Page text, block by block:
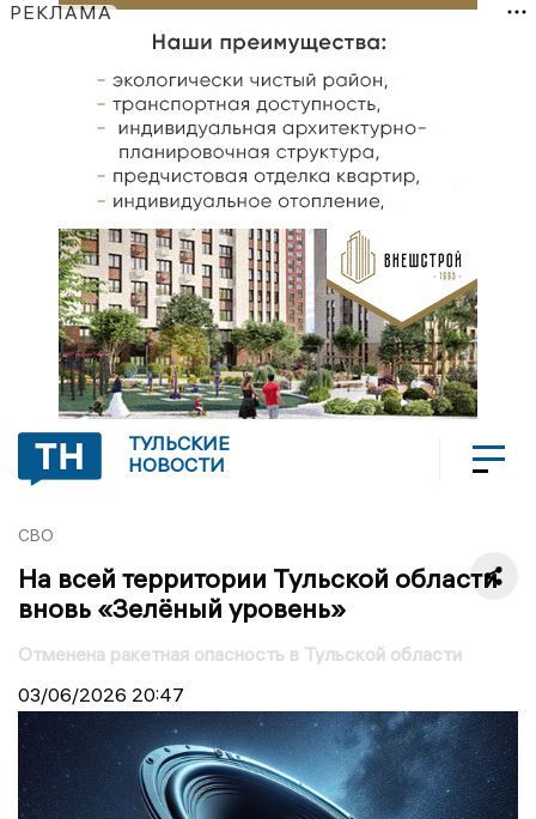
РЕКЛАМА
ТУЛЬСКИЕ
НОВОСТИ
СВО
На всей территории Тульской области
вновь «Зелёный уровень»
Отменена ракетная опасность в Тульской области
03/06/2026 20:47